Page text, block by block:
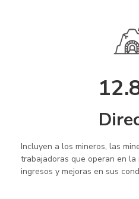
Incluyen a los mineros, las
trabajadoras que operan en la
ingresos y mejoras en sus